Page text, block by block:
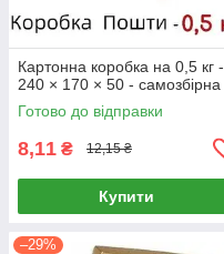
Картонна коробка на 0,5 кг -
240 × 170 × 50 - самозбірна
Готово до відправки
8,11 ₴ 12,15 ₴
Купити
–29%